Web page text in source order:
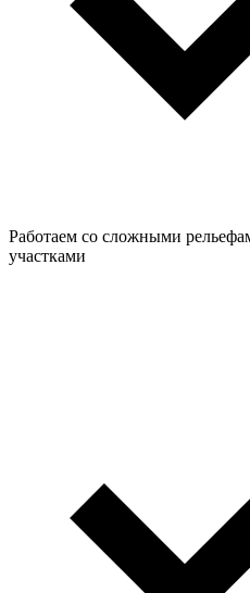
Работаем со сложными
участками